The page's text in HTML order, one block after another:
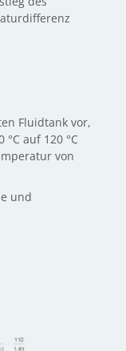
Fluidtank vor,
auf 120 °C
von
und